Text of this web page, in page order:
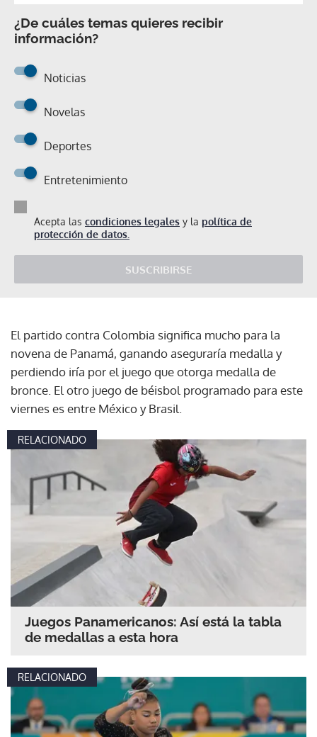
¿De cuáles temas quieres recibir
información?
Noticias
Novelas
Deportes
Entretenimiento
Acepta las condiciones legales y la política de
protección de datos.
SUSCRIBIRSE
El partido contra Colombia significa mucho para la
novena de Panamá, ganando aseguraría medalla y
perdiendo iría por el juego que otorga medalla de
bronce. El otro juego de béisbol programado para este
viernes es entre México y Brasil.
RELACIONADO
Juegos Panamericanos: Así está la tabla
de medallas a esta hora
RELACIONADO